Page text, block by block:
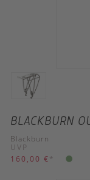
BLACKBURN
Blackburn
UVP
160,00 € *